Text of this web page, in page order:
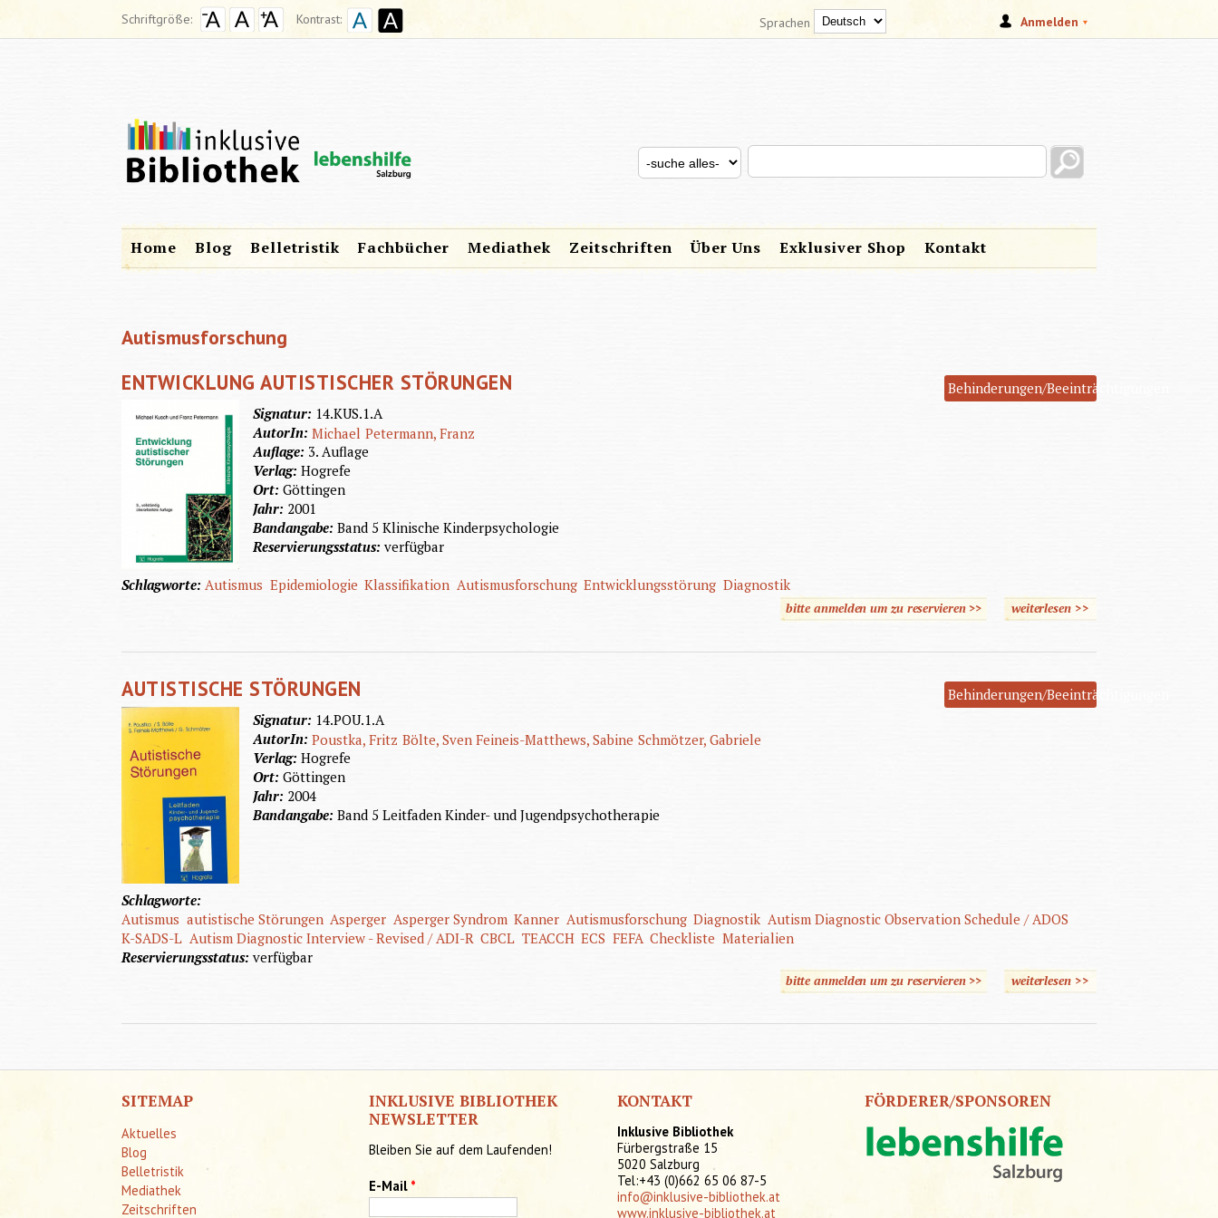
Schriftgröße: Kontrast: Anmelden
Sprachen
SUCHFORMULAR
Search this site
Search for
Home Blog Belletristik Fachbücher Mediathek Zeitschriften Über Uns Exklusiver Shop Kontakt
Autismusforschung
ENTWICKLUNG AUTISTISCHER STÖRUNGEN
Behinderungen/Beeinträchtigungen
Signatur: 14.KUS.1.A
AutorIn:Michael Petermann, Franz
Auflage: 3. Auflage
Verlag:Hogrefe
Ort:Göttingen
Jahr: 2001
Bandangabe:Band 5 Klinische Kinderpsychologie
Reservierungsstatus:verfügbar
Schlagworte:Autismus Epidemiologie Klassifikation Autismusforschung Entwicklungsstörung Diagnostik
bitte anmelden um zu reservieren >> weiterlesen>>
AUTISTISCHE STÖRUNGEN
Behinderungen/Beeinträchtigungen
Signatur: 14.POU.1.A
AutorIn:Poustka, Fritz Bölte, Sven Feineis-Matthews, Sabine Schmötzer, Gabriele
Verlag:Hogrefe
Ort:Göttingen
Jahr: 2004
Bandangabe:Band 5 Leitfaden Kinder- und Jugendpsychotherapie
Schlagworte:
Autismus autistische Störungen Asperger Asperger Syndrom Kanner Autismusforschung Diagnostik Autism Diagnostic Observation Schedule / ADOS
K-SADS-L Autism Diagnostic Interview - Revised / ADI-R CBCL TEACCH ECS FEFA Checkliste Materialien
Reservierungsstatus:verfügbar
bitte anmelden um zu reservieren >> weiterlesen>>
SITEMAP
Aktuelles
Blog
Belletristik
Mediathek
Zeitschriften
INKLUSIVE BIBLIOTHEK
NEWSLETTER
Bleiben Sie auf dem Laufenden!
E-Mail *
KONTAKT
Inklusive Bibliothek
Fürbergstraße 15
5020 Salzburg
Tel:+43 (0)662 65 06 87-5
info@inklusive-bibliothek.at
www.inklusive-bibliothek.at
FÖRDERER/SPONSOREN